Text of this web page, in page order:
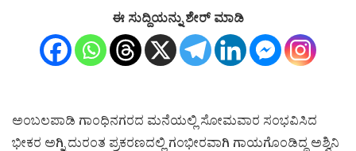
ಈ ಸುದ್ದಿಯನ್ನು ಶೇರ್ ಮಾಡಿ
ಅಂಬಲಪಾಡಿ ಗಾಂಧಿನಗರದ ಮನೆಯಲ್ಲಿ ಸೋಮವಾರ ಸಂಭವಿಸಿದ
ಭೀಕರ ಅಗ್ನಿ ದುರಂತ ಪ್ರಕರಣದಲ್ಲಿ ಗಂಭೀರವಾಗಿ ಗಾಯಗೊಂಡಿದ್ದ ಅಶ್ವಿನಿ